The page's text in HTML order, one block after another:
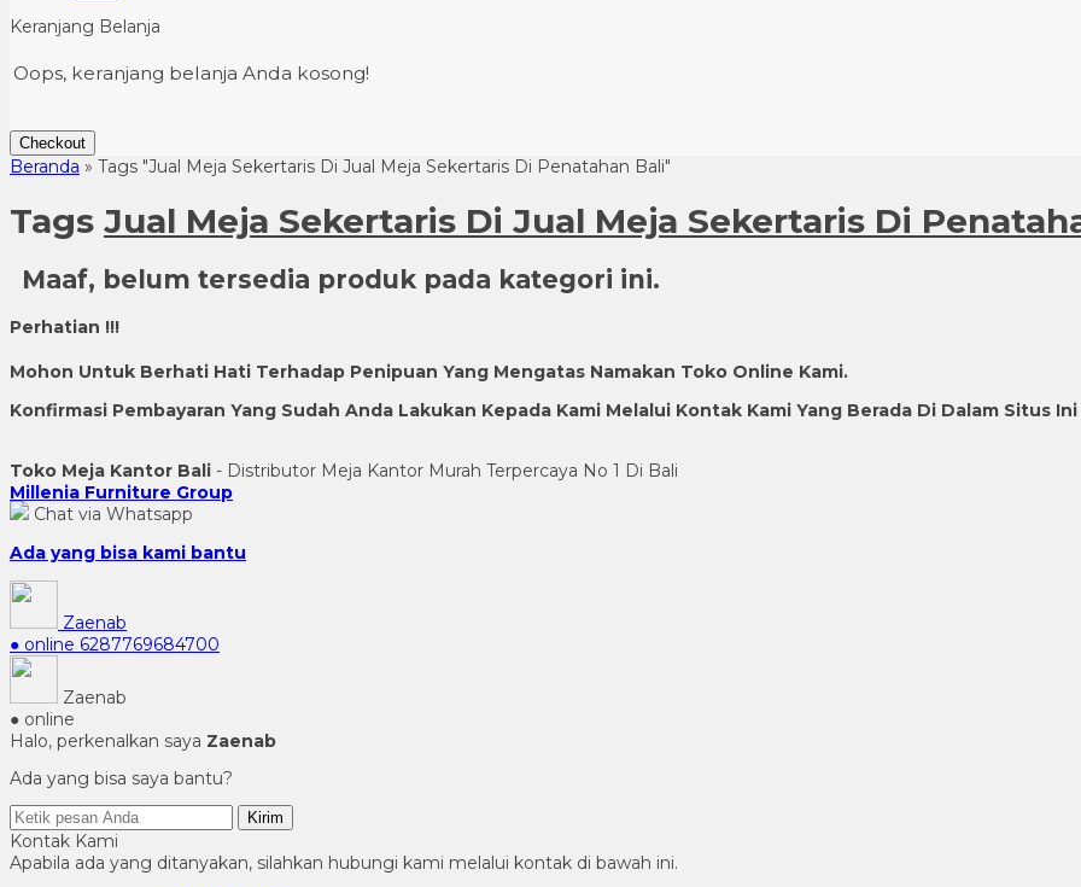
Keranjang Belanja
Oops, keranjang belanja Anda kosong!
Checkout
Beranda » Tags "Jual Meja Sekertaris Di Jual Meja Sekertaris Di Penatahan Bali"
Tags Jual Meja Sekertaris Di Jual Meja Sekertaris Di
Maaf, belum tersedia produk pada kategori ini.
Perhatian !!!
Mohon Untuk Berhati Hati Terhadap Penipuan Yang Mengatas Namakan Toko Online Kami.
Konfirmasi Pembayaran Yang Sudah Anda Lakukan Kepada Kami Melalui Kontak Kami Yang Berada Di Dalam Situs Ini
Toko Meja Kantor Bali - Distributor Meja Kantor Murah Terpercaya No 1 Di Bali
Millenia Furniture Group
Chat via Whatsapp
Ada yang bisa kami bantu
Zaenab
● online 6287769684700
Zaenab
● online
Halo, perkenalkan saya Zaenab
Ada yang bisa saya bantu?
Kirim
Kontak Kami
Apabila ada yang ditanyakan, silahkan hubungi kami melalui kontak di bawah ini.